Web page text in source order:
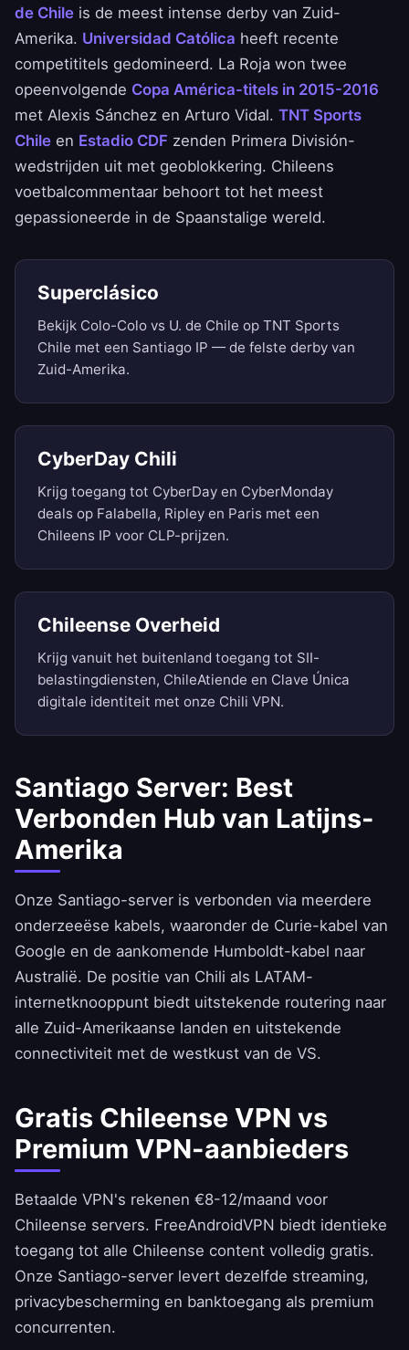
de Chile is de meest intense derby van Zuid-
Amerika. Universidad Católica heeft recente
competititels gedomineerd. La Roja won twee
opeenvolgende Copa América-titels in 2015-2016
met Alexis Sánchez en Arturo Vidal. TNT Sports
Chile en Estadio CDF zenden Primera División-
wedstrijden uit met geoblokkering. Chileens
voetbalcommentaar behoort tot het meest
gepassioneerde in de Spaanstalige wereld.
Superclásico
Bekijk Colo-Colo vs U. de Chile op TNT Sports
Chile met een Santiago IP — de felste derby van
Zuid-Amerika.
CyberDay Chili
Krijg toegang tot CyberDay en CyberMonday
deals op Falabella, Ripley en Paris met een
Chileens IP voor CLP-prijzen.
Chileense Overheid
Krijg vanuit het buitenland toegang tot SII-
belastingdiensten, ChileAtiende en Clave Única
digitale identiteit met onze Chili VPN.
Santiago Server: Best
Verbonden Hub van Latijns-
Amerika
Onze Santiago-server is verbonden via meerdere
onderzeeëse kabels, waaronder de Curie-kabel van
Google en de aankomende Humboldt-kabel naar
Australië. De positie van Chili als LATAM-
internetknooppunt biedt uitstekende routering naar
alle Zuid-Amerikaanse landen en uitstekende
connectiviteit met de westkust van de VS.
Gratis Chileense VPN vs
Premium VPN-aanbieders
Betaalde VPN's rekenen €8-12/maand voor
Chileense servers. FreeAndroidVPN biedt identieke
toegang tot alle Chileense content volledig gratis.
Onze Santiago-server levert dezelfde streaming,
privacybescherming en banktoegang als premium
concurrenten.